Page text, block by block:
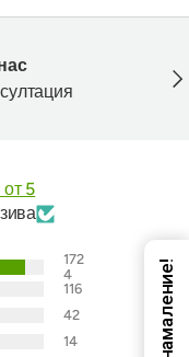
5
172
4
116
42
14